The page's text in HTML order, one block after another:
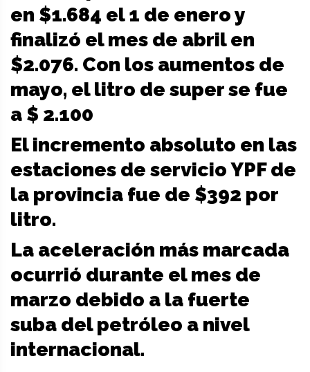
en $1.684 el 1 de enero y
finalizó el mes de abril en
$2.076. Con los aumentos de
mayo, el litro de super se fue
a $ 2.100
El incremento absoluto en las
estaciones de servicio YPF de
la provincia fue de $392 por
litro.
La aceleración más marcada
ocurrió durante el mes de
marzo debido a la fuerte
suba del petróleo a nivel
internacional.